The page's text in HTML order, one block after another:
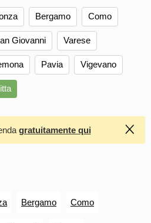
Bergamo Como
Giovanni Varese
Pavia Vigevano
gratuitamente qui
Bergamo Como